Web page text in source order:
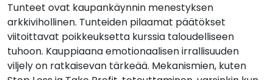
Tunteet ovat kaupankäynnin menestyksen
arkkivihollinen. Tunteiden pilaamat päätökset
viitoittavat poikkeuksetta kurssia taloudelliseen
tuhoon. Kauppiaana emotionaalisen irrallisuuden
viljely on ratkaisevan tärkeää. Mekanismien, kuten